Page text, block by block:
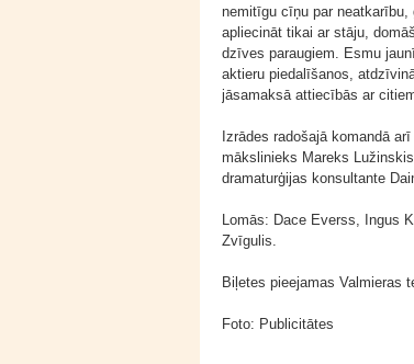
nemitīgu cīņu par
apliecināt tikai ar stāju,
dzīves paraugiem. Esmu
aktieru piedalīšanos,
jāsamaksā attiecībās ar
Izrādes radošajā komandā
mākslinieks Mareks
dramaturģijas konsultante
Lomās: Dace Everss, Ingus
Zvīgulis.
Biļetes pieejamas Valmieras
Foto: Publicitātes